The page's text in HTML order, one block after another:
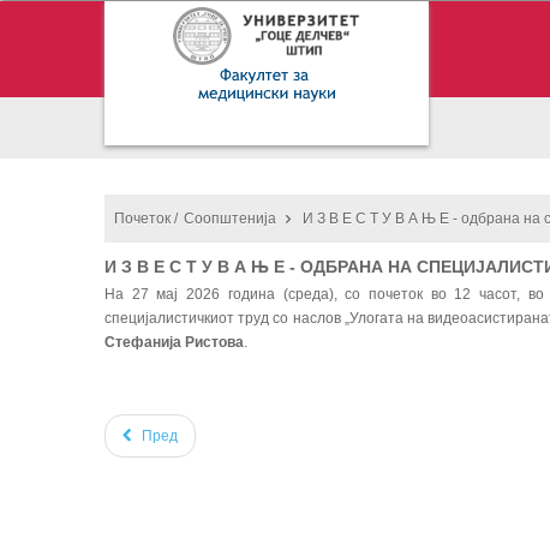
Почеток / Соопштенија И З В Е С Т У В А Њ Е - одбрана на
И З В Е С Т У В А Њ Е - ОДБРАНА НА
На 27 мај 2026 година (среда), со почеток во 12 часот,
специјалистичкиот труд со наслов „Улогата на
Стефанија Ристова.
Пред